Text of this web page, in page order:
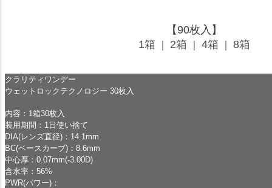
【90枚入】
1箱
2箱 4箱 8箱
クラリティワンデー
ウェットロックテクノロジー 30枚入
内容：1箱30枚入
装用期間：1日使い捨て
DIA(レンズ直径)：14.1mm
BC(ベースカーブ)：8.6mm
中心厚：0.07mm(-3.00D)
含水率：56%
PWR(パワー)：